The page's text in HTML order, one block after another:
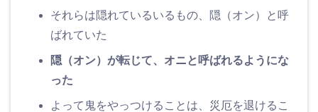
それらは隠れているいるもの、隠（オン）と呼
ばれていた
隠（オン）が転じて、オニと呼ばれるようにな
った
よって鬼をやっつけることは、災厄を退けるこ